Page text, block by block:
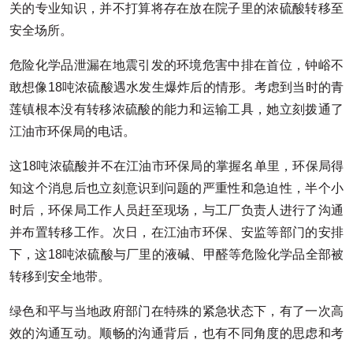
关的专业知识，并不打算将存在放在院子里的浓硫酸转移至
安全场所。
危险化学品泄漏在地震引发的环境危害中排在首位，钟峪不
敢想像18吨浓硫酸遇水发生爆炸后的情形。考虑到当时的青
莲镇根本没有转移浓硫酸的能力和运输工具，她立刻拨通了
江油市环保局的电话。
这18吨浓硫酸并不在江油市环保局的掌握名单里，环保局得
知这个消息后也立刻意识到问题的严重性和急迫性，半个小
时后，环保局工作人员赶至现场，与工厂负责人进行了沟通
并布置转移工作。次日，在江油市环保、安监等部门的安排
下，这18吨浓硫酸与厂里的液碱、甲醛等危险化学品全部被
转移到安全地带。
绿色和平与当地政府部门在特殊的紧急状态下，有了一次高
效的沟通互动。顺畅的沟通背后，也有不同角度的思虑和考